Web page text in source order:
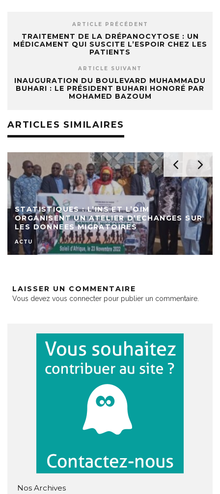
ARTICLE PRÉCÉDENT
TRAITEMENT DE LA DRÉPANOCYTOSE : UN
MÉDICAMENT QUI SUSCITE L’ESPOIR CHEZ LES
PATIENTS
ARTICLE SUIVANT
INAUGURATION DU BOULEVARD MUHAMMADU
BUHARI : LE PRÉSIDENT BUHARI HONORÉ PAR
MOHAMED BAZOUM
ARTICLES SIMILAIRES
STATISTIQUES : DÉMARRAGE DES
ACTIVITÉS DU RECENSEMENT GÉNÉRAL DES
ENTREPRISES
ACTU ECONOMIE
LAISSER UN COMMENTAIRE
Vous devez vous connecter pour publier un commentaire.
Nos Archives